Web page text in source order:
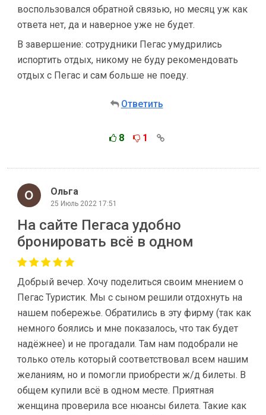
воспользовался обратной связью, но месяц уж как
ответа нет, да и наверное уже не будет.
В завершение: сотрудники Пегас умудрились
испортить отдых, никому не буду рекомендовать
отдых с Пегас и сам больше не поеду.
Ответить
8 1
Ольга
25 Июль 2022 17:51
На сайте Пегаса удобно
бронировать всё в одном
Добрый вечер. Хочу поделиться своим мнением о
Пегас Туристик. Мы с сыном решили отдохнуть на
нашем побережье. Обратились в эту фирму (так как
немного боялись и мне показалось, что так будет
надёжнее) и не прогадали. Там нам подобрали не
только отель который соответствовал всем нашим
желаниям, но и помогли приобрести ж/д билеты. В
общем купили всё в одном месте. Приятная
женщина проверила все нюансы билета. Такие как